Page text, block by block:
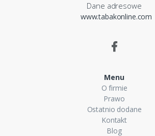
Dane adresowe
www.tabakonline.com
Menu
O firmie
Prawo
Ostatnio dodane
Kontakt
Blog